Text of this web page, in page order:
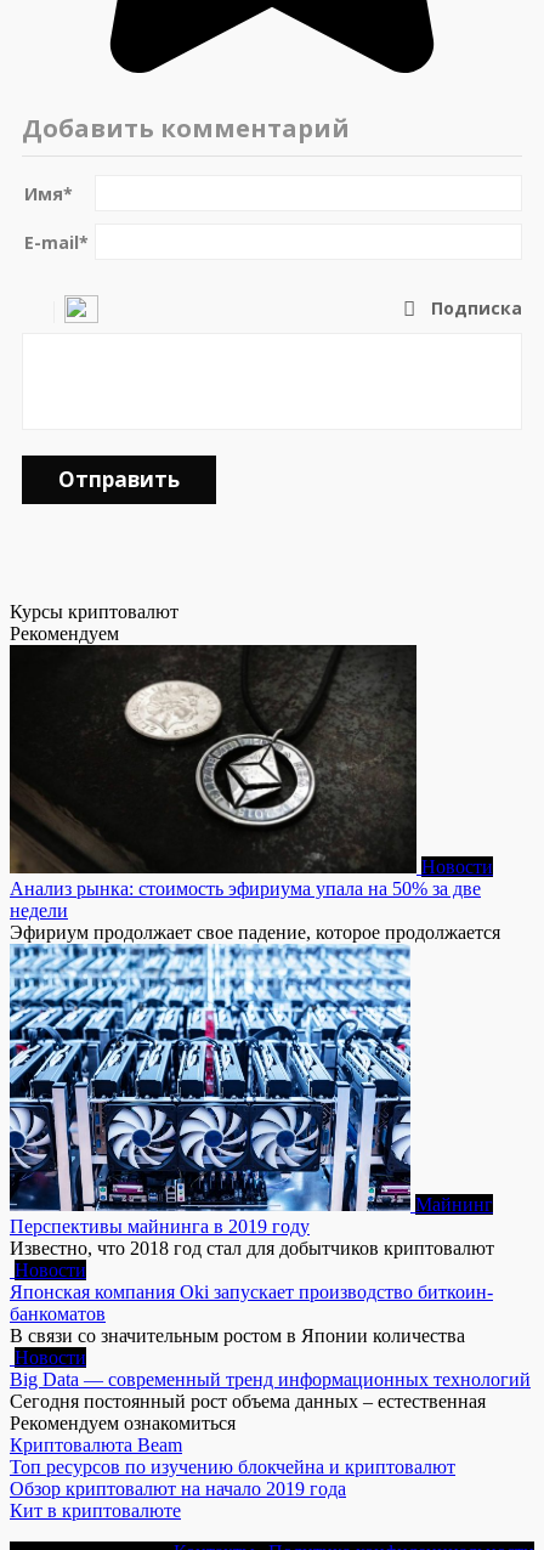
Добавить комментарий
Имя*
E-mail*
Подписка
Отправить
Курсы криптовалют
Рекомендуем
Новости
Анализ рынка: стоимость эфириума упала на 50% за две
недели
Эфириум продолжает свое падение, которое продолжается
Майнинг
Перспективы майнинга в 2019 году
Известно, что 2018 год стал для добытчиков криптовалют
Новости
Японская компания Oki запускает производство биткоин-
банкоматов
В связи со значительным ростом в Японии количества
Новости
Big Data — современный тренд информационных технологий
Сегодня постоянный рост объема данных – естественная
Рекомендуем ознакомиться
Криптовалюта Beam
Топ ресурсов по изучению блокчейна и криптовалют
Обзор криптовалют на начало 2019 года
Кит в криптовалюте